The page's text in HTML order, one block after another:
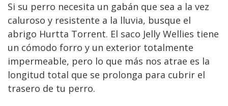
Si su perro necesita un gabán que sea a la vez
caluroso y resistente a la lluvia, busque el
abrigo Hurtta Torrent. El saco Jelly Wellies tiene
un cómodo forro y un exterior totalmente
impermeable, pero lo que más nos atrae es la
longitud total que se prolonga para cubrir el
trasero de tu perro.